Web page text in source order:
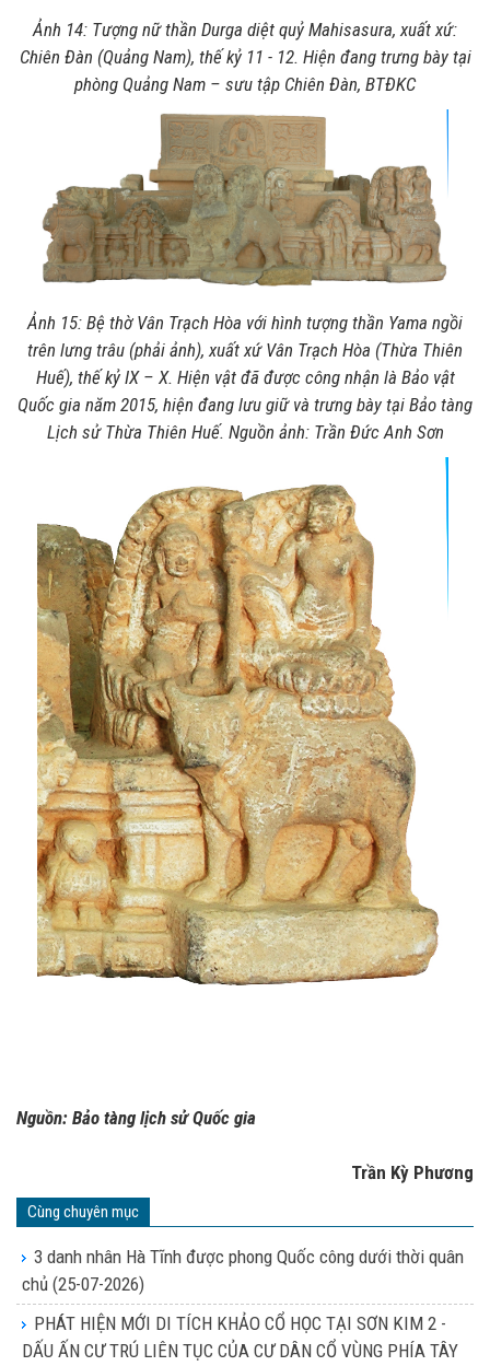
Ảnh 14: Tượng nữ thần Durga diệt quỷ Mahisasura, xuất xứ:
Chiên Đàn (Quảng Nam), thế kỷ 11 - 12. Hiện đang trưng bày tại
phòng Quảng Nam – sưu tập Chiên Đàn, BTĐKC
Ảnh 15: Bệ thờ Vân Trạch Hòa với hình tượng thần Yama ngồi
trên lưng trâu (phải ảnh), xuất xứ Vân Trạch Hòa (Thừa Thiên
Huế), thế kỷ IX – X. Hiện vật đã được công nhận là Bảo vật
Quốc gia năm 2015, hiện đang lưu giữ và trưng bày tại Bảo tàng
Lịch sử Thừa Thiên Huế. Nguồn ảnh: Trần Đức Anh Sơn
Nguồn: Bảo tàng lịch sử Quốc gia
Trần Kỳ Phương
Cùng chuyên mục
3 danh nhân Hà Tĩnh được phong Quốc công dưới thời quân
chủ (25-07-2026)
PHÁT HIỆN MỚI DI TÍCH KHẢO CỔ HỌC TẠI SƠN KIM 2 -
DẤU ẤN CƯ TRÚ LIÊN TỤC CỦA CƯ DÂN CỔ VÙNG PHÍA TÂY